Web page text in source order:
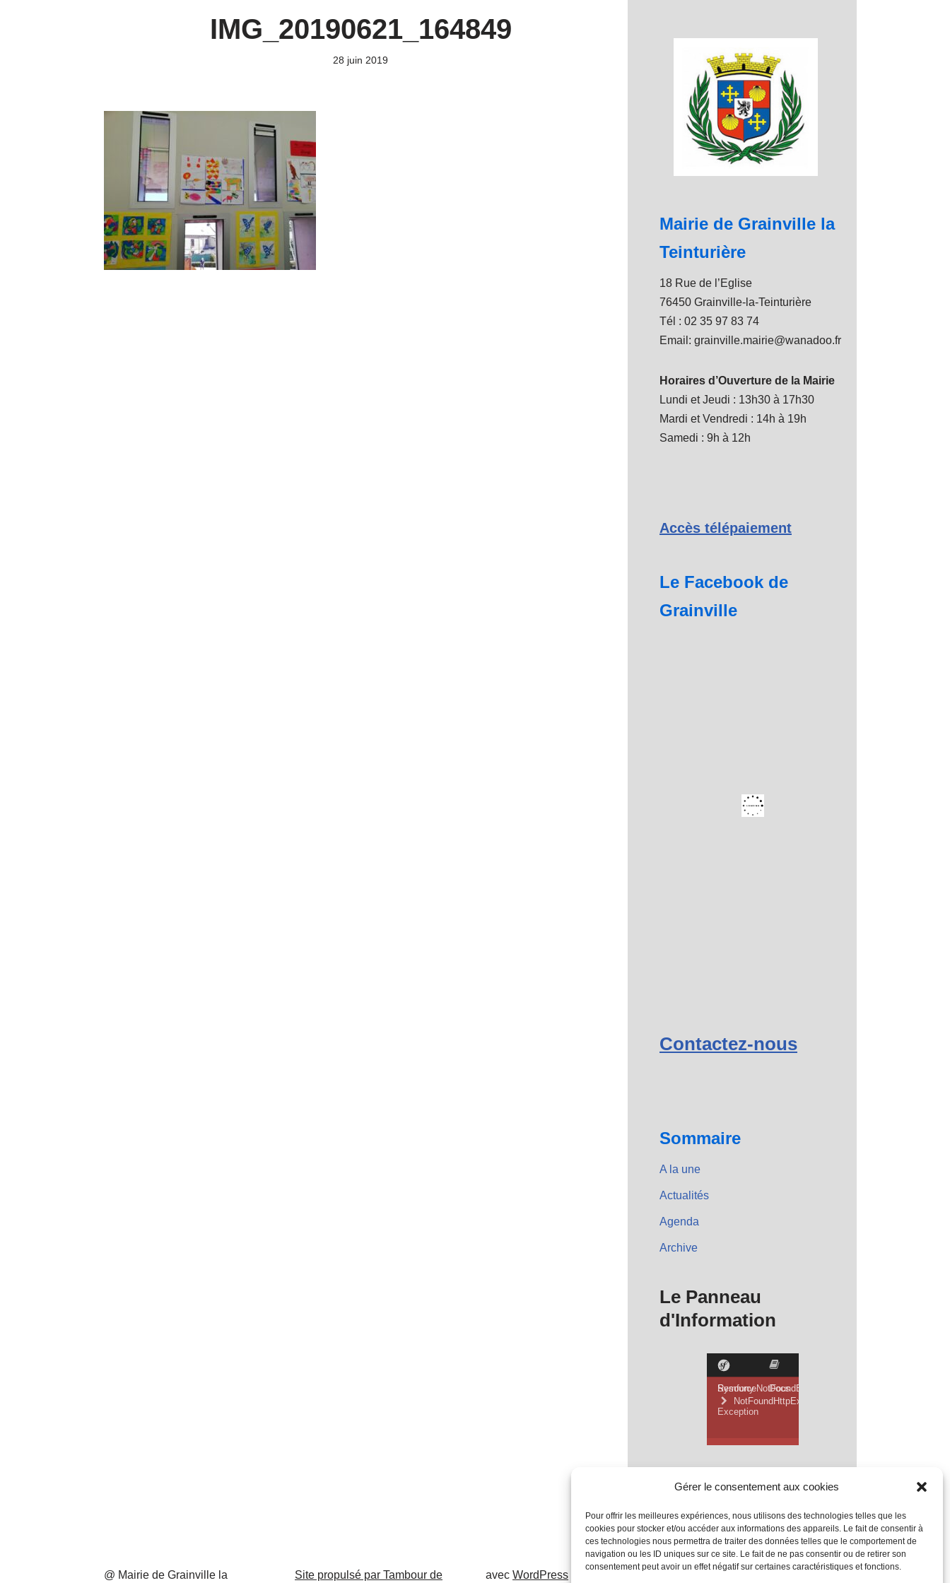
Gérer le consentement aux cookies
Pour offrir les meilleures expériences, nous utilisons des technologies telles que les
cookies pour stocker et/ou accéder aux informations des appareils. Le fait de consentir à
ces technologies nous permettra de traiter des données telles que le comportement de
navigation ou les ID uniques sur ce site. Le fait de ne pas consentir ou de retirer son
consentement peut avoir un effet négatif sur certaines caractéristiques et fonctions.
IMG_20190621_164849
28 juin 2019
Mairie de Grainville la
Teinturière
18 Rue de l’Eglise
76450 Grainville-la-Teinturière
Tél : 02 35 97 83 74
Email: grainville.mairie@wanadoo.fr
Horaires d’Ouverture de la Mairie
Lundi et Jeudi : 13h30 à 17h30
Mardi et Vendredi : 14h à 19h
Samedi : 9h à 12h
Accès télépaiement
Le Facebook de
Grainville
Contactez-nous
Sommaire
A la une
Actualités
Agenda
Archive
Le Panneau
d'Information
@ Mairie de Grainville la Site propulsé par Tambour de avec WordPress Mentions Légales